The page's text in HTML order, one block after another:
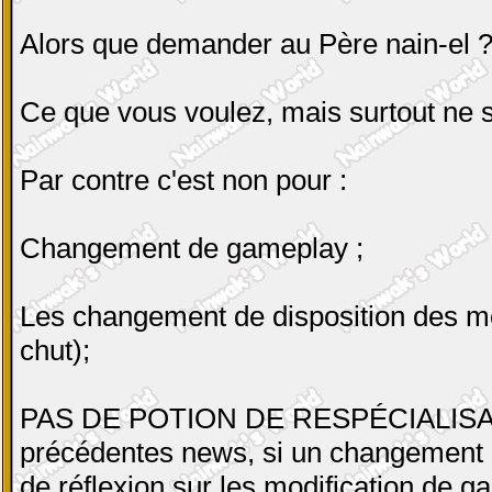
Alors que demander au Père nain-el ?
Ce que vous voulez, mais surtout ne
Par contre c'est non pour :
Changement de gameplay ;
Les changement de disposition des
chut);
PAS DE POTION DE
précédentes news, si un